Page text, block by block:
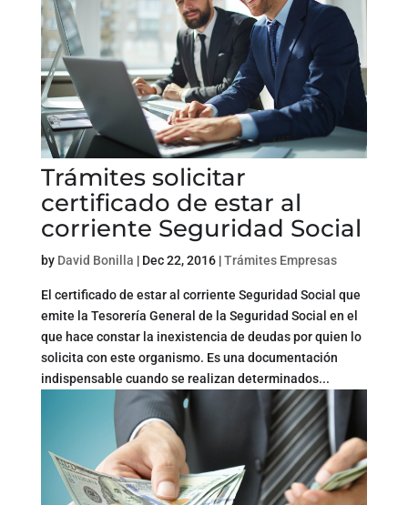
Trámites solicitar
certificado de estar al
corriente Seguridad Social
by David Bonilla | Dec 22, 2016|Trámites Empresas
El certificado de estar al corriente Seguridad Social que
emite la Tesorería General de la Seguridad Social en el
que hace constar la inexistencia de deudas por quien lo
solicita con este organismo. Es una documentación
indispensable cuando se realizan determinados...